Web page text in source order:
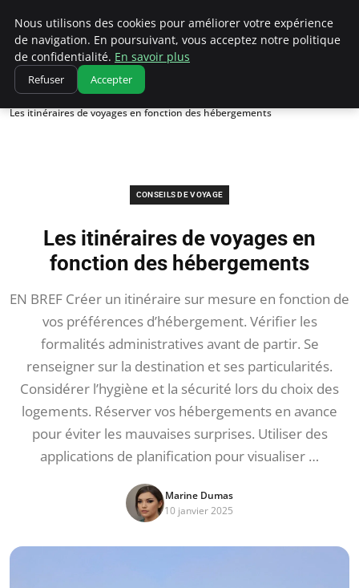
Correze Co
Accueil
Conseils de voyage
Les itinéraires de voyages en fonction des hébergements
CONSEILS DE VOYAGE
Les itinéraires de voyages en
fonction des hébergements
EN BREF Créer un itinéraire sur mesure en fonction de
vos préférences d’hébergement. Vérifier les
formalités administratives avant de partir. Se
renseigner sur la destination et ses particularités.
Considérer l’hygiène et la sécurité lors du choix des
logements. Réserver vos hébergements en avance
pour éviter les mauvaises surprises. Utiliser des
applications de planification pour visualiser …
Marine Dumas
10 janvier 2025
Nous utilisons des cookies pour améliorer votre expérience
de navigation. En poursuivant, vous acceptez notre politique
de confidentialité. En savoir plus
Refuser Accepter